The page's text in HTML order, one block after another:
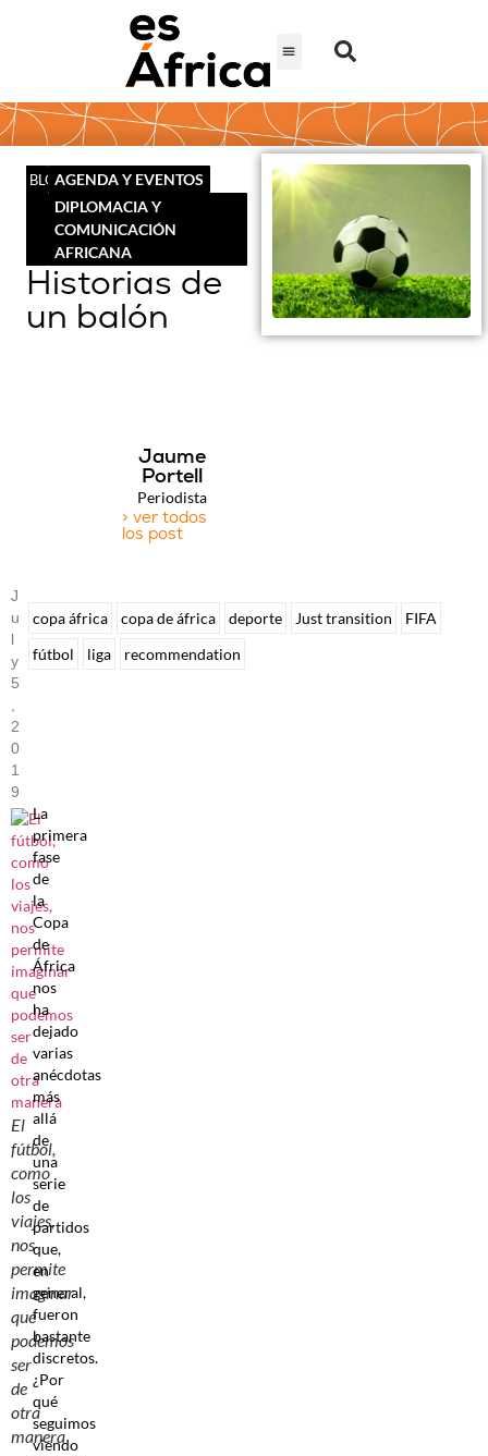
BLOGAGENDA Y EVENTOS
DIPLOMACIA Y
COMUNICACIÓN
AFRICANA
Historias de
un balón
Jaume
Portell
Periodista
> ver todos
los post
J
U
L
Y
5
2
0
1
9
El
fútbol,
como
los
viajes,
nos
permite
imaginar
que
podemos
ser
de
otra
manera
La
primera
fase
de
la
Copa
de
África
nos
ha
dejado
varias
anécdotas
más
allá
de
una
serie
de
partidos
que,
en
general,
fueron
bastante
discretos.
¿Por
qué
seguimos
viendo
copa áfrica copa de áfrica deporte Just transition
FIFA
fútbol
liga recommendation